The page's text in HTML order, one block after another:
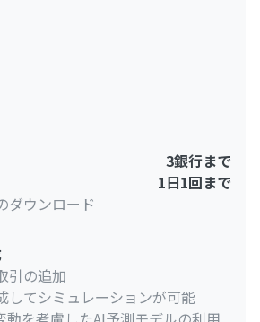
3銀行まで
1日1回まで
ダウンロード
引の追加
してシミュレーションが可能